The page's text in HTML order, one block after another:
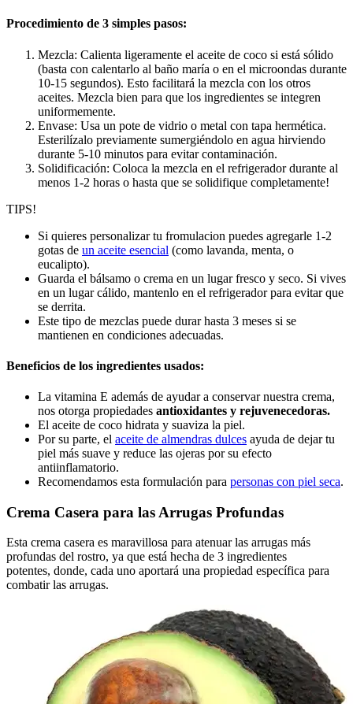
Procedimiento de 3 simples pasos:
Mezcla: Calienta ligeramente el aceite de coco si está sólido
(basta con calentarlo al baño maría o en el microondas durante
10-15 segundos). Esto facilitará la mezcla con los otros
aceites. Mezcla bien para que los ingredientes se integren
uniformemente.
Envase: Usa un pote de vidrio o metal con tapa hermética.
Esterilízalo previamente sumergiéndolo en agua hirviendo
durante 5-10 minutos para evitar contaminación.
Solidificación: Coloca la mezcla en el refrigerador durante al
menos 1-2 horas o hasta que se solidifique completamente!
TIPS!
Si quieres personalizar tu fromulacion puedes agregarle 1-2
gotas de un aceite esencial (como lavanda, menta, o
eucalipto).
Guarda el bálsamo o crema en un lugar fresco y seco. Si vives
en un lugar cálido, mantenlo en el refrigerador para evitar que
se derrita.
Este tipo de mezclas puede durar hasta 3 meses si se
mantienen en condiciones adecuadas.
Beneficios de los ingredientes usados:
La vitamina E además de ayudar a conservar nuestra crema,
nos otorga propiedades antioxidantes y rejuvenecedoras.
El aceite de coco hidrata y suaviza la piel.
Por su parte, el aceite de almendras dulces ayuda de dejar tu
piel más suave y reduce las ojeras por su efecto
antiinflamatorio.
Recomendamos esta formulación para personas con piel seca.
Crema Casera para las Arrugas Profundas
Esta crema casera es maravillosa para atenuar las arrugas más
profundas del rostro, ya que está hecha de 3 ingredientes
potentes, donde, cada uno aportará una propiedad específica para
combatir las arrugas.